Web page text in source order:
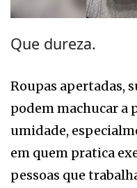
Que dureza.
Roupas apertadas,
podem machucar a
umidade,
em quem pratica
pessoas que